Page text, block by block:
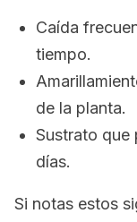
Caída
tiempo.
de la planta.
Sustrato que
días.
Si notas estos